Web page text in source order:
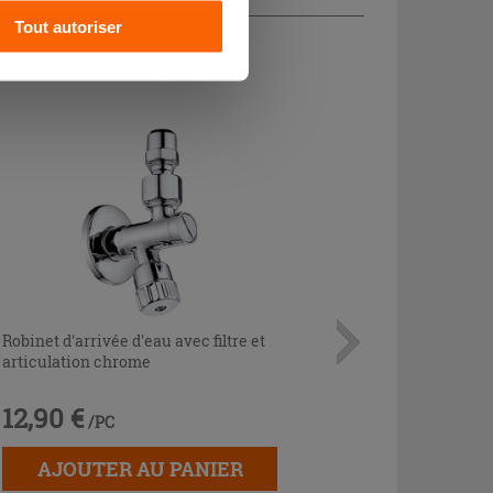
Tout autoriser
Robinet d'arrivée d'eau avec filtre et
articulation chrome
12,90 € /PC
AJOUTER AU PANIER